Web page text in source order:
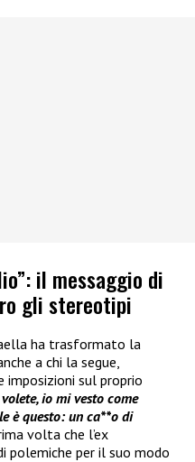
il messaggio di
gli stereotipi
ha trasformato la
a chi la segue,
imposizioni sul proprio
io mi vesto come
è questo: un ca**o di
volta che l’ex
polemiche per il suo modo